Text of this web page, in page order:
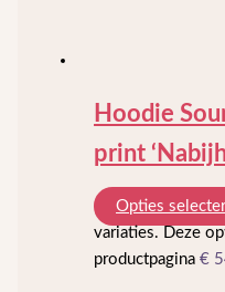
Hoodie
print
Opties
variaties. Deze
productpagina€